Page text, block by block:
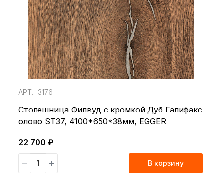
АРТ.H3176
Столешница Филвуд с кромкой Дуб Галифакс
олово ST37, 4100*650*38мм, EGGER
22 700 ₽
В корзину